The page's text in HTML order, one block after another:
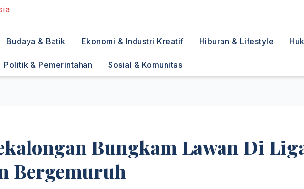
Budaya & Batik Ekonomi & Industri Kreatif Hiburan & Lifestyle
Politik & Pemerintahan Sosial & Komunitas
Bungkam Lawan Di
Bergemuruh